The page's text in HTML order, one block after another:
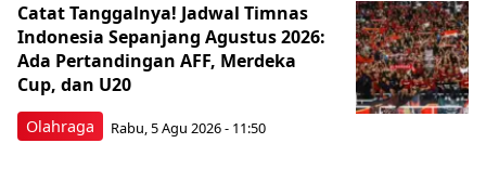
Olahraga
Catat Tanggalnya! Jadwal Timnas
Indonesia Sepanjang Agustus 2026:
Ada Pertandingan AFF, Merdeka
Cup, dan U20
Rabu, 5 Agu 2026 - 11:50